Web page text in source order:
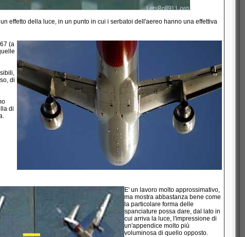
effetto della luce, in un punto in cui i serbatoi dell'aereo hanno una effettiva
(a
di
di
E' un lavoro molto approssimativo,
ma mostra abbastanza bene come
la particolare forma delle
spanciature possa dare, dal lato in
cui arriva la luce, l'impressione di
un'appendice molto più
voluminosa di quello opposto.